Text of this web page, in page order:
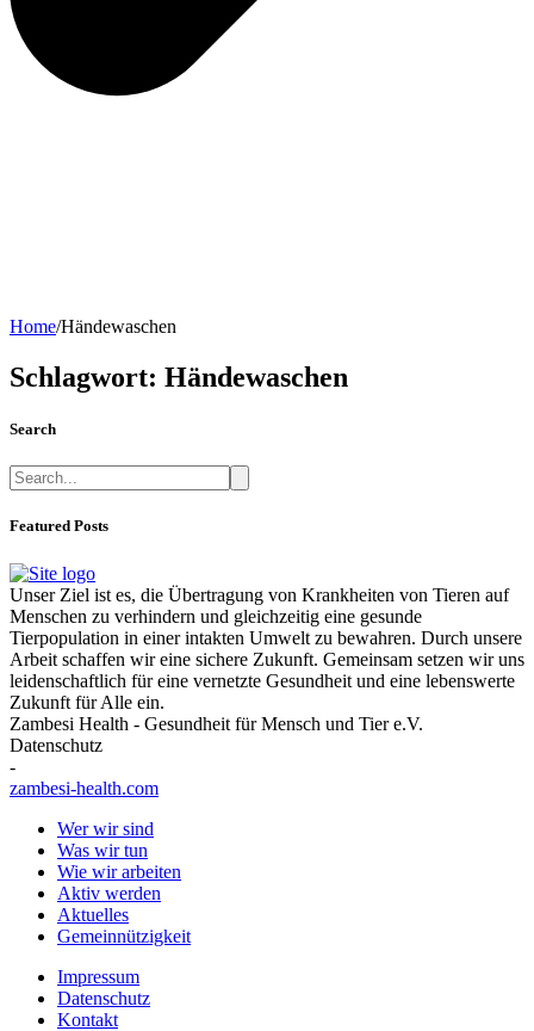
Home/Händewaschen
Schlagwort: Händewaschen
Search
Featured Posts
Unser Ziel ist es, die Übertragung von Krankheiten von Tieren auf
Menschen zu verhindern und gleichzeitig eine gesunde
Tierpopulation in einer intakten Umwelt zu bewahren. Durch unsere
Arbeit schaffen wir eine sichere Zukunft. Gemeinsam setzen wir uns
leidenschaftlich für eine vernetzte Gesundheit und eine lebenswerte
Zukunft für Alle ein.
Zambesi Health - Gesundheit für Mensch und Tier e.V.
Datenschutz
-
zambesi-health.com
Wer wir sind
Was wir tun
Wie wir arbeiten
Aktiv werden
Aktuelles
Gemeinnützigkeit
Impressum
Datenschutz
Kontakt